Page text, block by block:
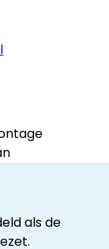
als de